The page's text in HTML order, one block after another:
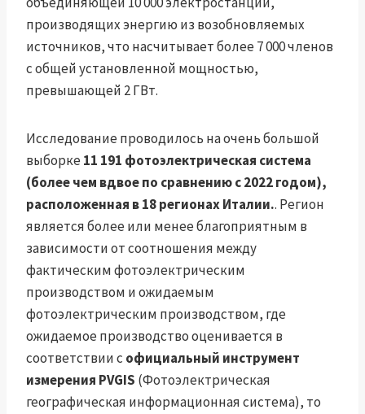
производящих энергию из возобновляемых
источников, что насчитывает более 7 000 членов
с общей установленной мощностью,
превышающей 2 ГВт.
Исследование проводилось на очень большой
выборке 11 191 фотоэлектрическая система
(более чем вдвое по сравнению с 2022 годом),
расположенная в 18 регионах Италии.. Регион
является более или менее благоприятным в
зависимости от соотношения между
фактическим фотоэлектрическим
производством и ожидаемым
фотоэлектрическим производством, где
ожидаемое производство оценивается в
соответствии с официальный инструмент
измерения PVGIS (Фотоэлектрическая
географическая информационная система), то